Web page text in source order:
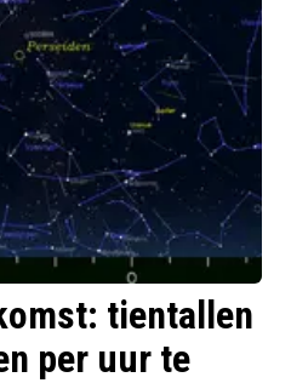
tientallen
per uur te